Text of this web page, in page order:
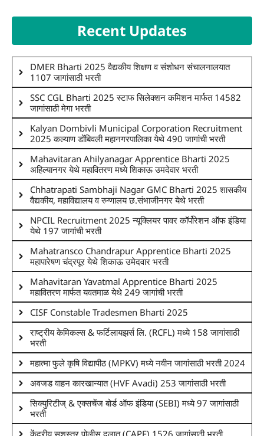
Recent Updates
DMER Bharti 2025 वैद्यकीय शिक्षण व संशोधन संचालनालयात
1107 जागांसाठी भरती
SSC CGL Bharti 2025 स्टाफ सिलेक्शन कमिशन मार्फत 14582
जागांसाठी मेगा भरती
Kalyan Dombivli Municipal Corporation Recruitment
2025 कल्याण डोंबिवली महानगरपालिका येथे 490 जागांची भरती
Mahavitaran Ahilyanagar Apprentice Bharti 2025
अहिल्यानगर येथे महावितरण मध्ये शिकाऊ उमदेवार भरती
Chhatrapati Sambhaji Nagar GMC Bharti 2025 शासकीय
वैद्यकीय, महाविद्यालय व रुग्णालय छ.संभाजीनगर येथे भरती
NPCIL Recruitment 2025 न्यूक्लियर पावर कॉर्पोरेशन ऑफ इंडिया
येथे 197 जागांची भरती
Mahatransco Chandrapur Apprentice Bharti 2025
महापारेषण चंद्रपूर येथे शिकाऊ उमेदवार भरती
Mahavitaran Yavatmal Apprentice Bharti 2025
महावितरण मार्फत यवतमाळ येथे 249 जागांची भरती
CISF Constable Tradesmen Bharti 2025
राष्ट्रीय केमिकल्स & फर्टिलायझर्स लि. (RCFL) मध्ये 158 जागांसाठी
भरती
महात्मा फुले कृषि विद्यापीठ (MPKV) मध्ये नवीन जागांसाठी भरती 2024
अवजड वाहन कारखान्यात (HVF Avadi) 253 जागांसाठी भरती
सिक्युरिटीज् & एक्सचेंज बोर्ड ऑफ इंडिया (SEBI) मध्ये 97 जागांसाठी
भरती